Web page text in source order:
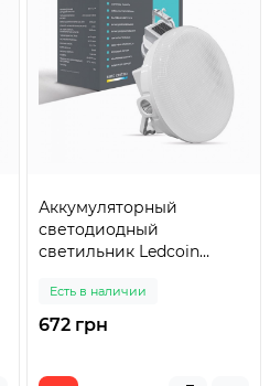
Аккумуляторный
светодиодный
светильник Ledcoin
Есть в наличии
672 грн